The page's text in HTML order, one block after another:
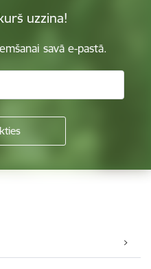
uzzina!
savā e-pastā.